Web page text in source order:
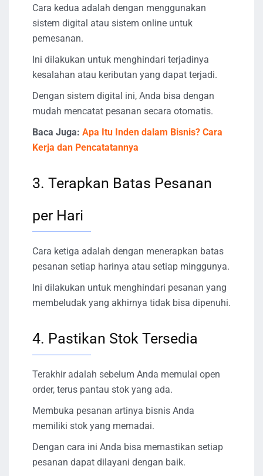
Cara kedua adalah dengan menggunakan
sistem digital atau sistem online untuk
pemesanan.
Ini dilakukan untuk menghindari terjadinya
kesalahan atau keributan yang dapat terjadi.
Dengan sistem digital ini, Anda bisa dengan
mudah mencatat pesanan secara otomatis.
Baca Juga: Apa Itu Inden dalam Bisnis? Cara
Kerja dan Pencatatannya
3. Terapkan Batas Pesanan
per Hari
Cara ketiga adalah dengan menerapkan batas
pesanan setiap harinya atau setiap minggunya.
Ini dilakukan untuk menghindari pesanan yang
membeludak yang akhirnya tidak bisa dipenuhi.
4. Pastikan Stok Tersedia
Terakhir adalah sebelum Anda memulai open
order, terus pantau stok yang ada.
Membuka pesanan artinya bisnis Anda
memiliki stok yang memadai.
Dengan cara ini Anda bisa memastikan setiap
pesanan dapat dilayani dengan baik.